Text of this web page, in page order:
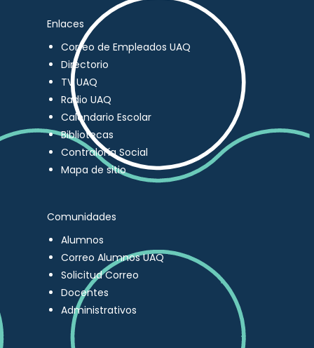
Enlaces
Correo de Empleados UAQ
Directorio
TV UAQ
Radio UAQ
Calendario Escolar
Bibliotecas
Contraloría Social
Mapa de sitio
Comunidades
Alumnos
Correo Alumnos UAQ
Solicitud Correo
Docentes
Administrativos